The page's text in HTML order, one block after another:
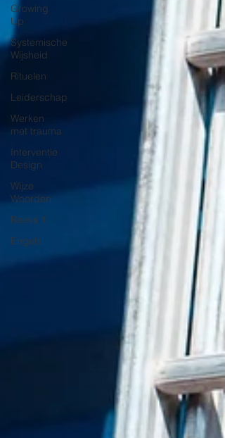
Growing
Up
Systemische
Wijsheid
Rituelen
Leiderschap
Werken
met trauma
Interventie
Design
Wijze
Woorden
Reeks 1
Engels